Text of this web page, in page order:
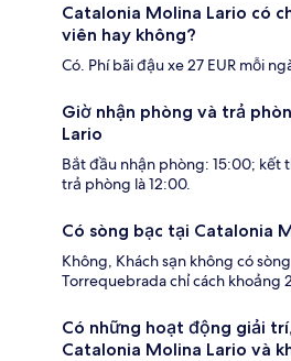
Catalonia Molina Lario có
viên hay không?
Có. Phí bãi đậu xe 27 EUR mỗi
Giờ nhận phòng và trả
Lario
Bắt đầu nhận phòng: 15:00; kết
trả phòng là 12:00.
Có sòng bạc tại Catalonia
Không, Khách sạn không có
Torrequebrada chỉ cách khoảng
Có những hoạt động giải
Catalonia Molina Lario và